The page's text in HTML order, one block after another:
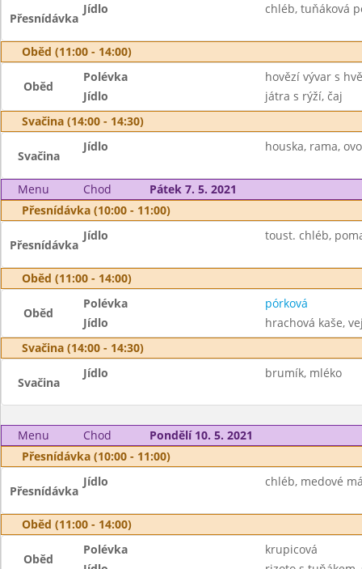
Přesnídávka
Jídlo chléb, tuňáková
Oběd (11:00 - 14:00)
Oběd
Polévka
hovězí vývar s
Jídlo
játra s rýží, čaj
Svačina (14:00 - 14:30)
Svačina
Jídlo houska, rama,
Menu Chod
Pátek 7. 5. 2021
Přesnídávka (10:00 - 11:00)
Přesnídávka
Jídlo toust. chléb,
Oběd (11:00 - 14:00)
Oběd
Polévka
pórková
Jídlo
hrachová kaše,
Svačina (14:00 - 14:30)
Svačina
Jídlo brumík, mléko
Menu Chod
Pondělí 10. 5. 2021
Přesnídávka (10:00 - 11:00)
Přesnídávka
Jídlo chléb, medové
Oběd (11:00 - 14:00)
Oběd
Polévka
krupicová